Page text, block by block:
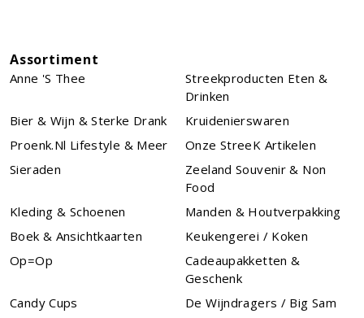
Assortiment
Anne 's Thee
Streekproducten Eten &
Drinken
Bier & Wijn & Sterke Drank
Kruidenierswaren
Proenk.nl Lifestyle & Meer
Onze StreeK Artikelen
Sieraden
Zeeland Souvenir & Non
Food
Kleding & Schoenen
Manden & Houtverpakking
Boek & Ansichtkaarten
Keukengerei / Koken
Op=Op
Cadeaupakketten &
Geschenk
Candy Cups
De Wijndragers / Big Sam